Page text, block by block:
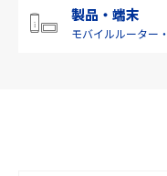
製品・端末
モバイルルーター・